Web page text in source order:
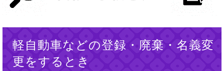
軽自動車などの登録・廃棄・名義変
更をするとき